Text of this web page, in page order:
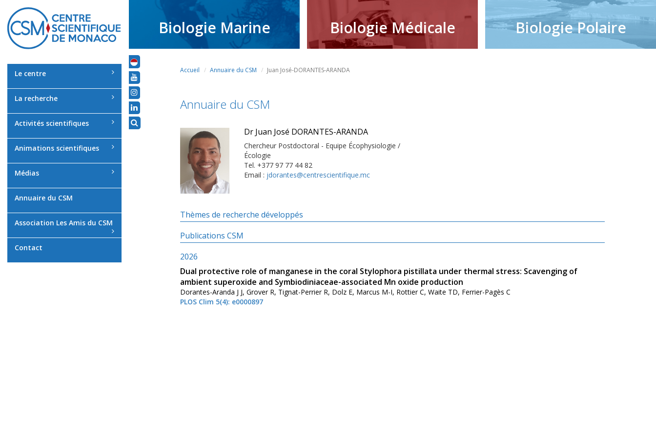
Le centre
La recherche
Activités scientifiques
Animations scientifiques
Médias
Annuaire du CSM
Association Les Amis du CSM
Contact
Biologie Marine Biologie Médicale Biologie Polaire
Accueil Annuaire du CSM Juan José-DORANTES-ARANDA
Annuaire du CSM
Dr Juan José DORANTES-ARANDA
Chercheur Postdoctoral - Equipe Écophysiologie /
Écologie
Tel. +377 97 77 44 82
Email : jdorantes@centrescientifique.mc
Thèmes de recherche développés
Publications CSM
2026
Dual protective role of manganese in the coral Stylophora pistillata under thermal stress: Scavenging of
ambient superoxide and Symbiodiniaceae-associated Mn oxide production
Dorantes-Aranda J J, Grover R, Tignat-Perrier R, Dolz E, Marcus M-I, Rottier C, Waite TD, Ferrier-Pagès C
PLOS Clim 5(4): e0000897